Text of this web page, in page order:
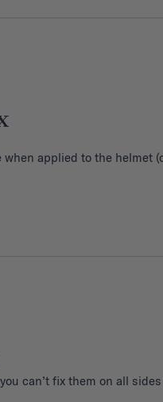
when applied to the
can’t fix them on all